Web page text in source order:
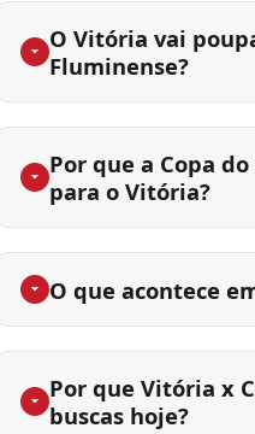
O Vitória vai
Fluminense?
Por que a Copa
para o Vitória?
O que acontece
Por que Vitória x
buscas hoje?